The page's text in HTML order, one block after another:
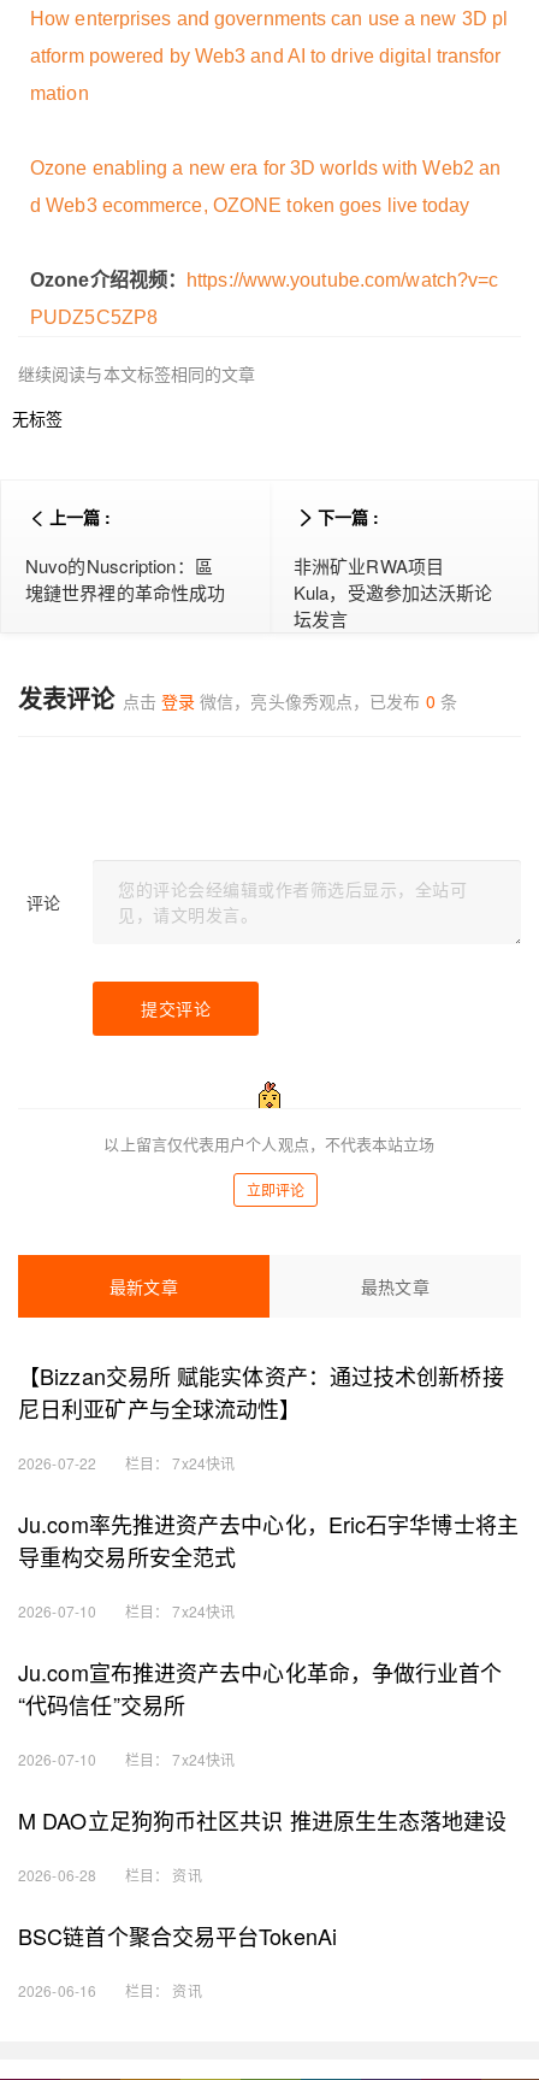
How enterprises and governments can use a new 3D pl
atform powered by Web3 and AI to drive digital transfor
mation
Ozone enabling a new era for 3D worlds with Web2 an
d Web3 ecommerce, OZONE token goes live today
Ozone介绍视频：
https://www.youtube.com/watch?v=c
PUDZ5C5ZP8
继续阅读与本文标签相同的文章
无标签
上一篇 :
Nuvo的Nuscription：區
塊鏈世界裡的革命性成功
下一篇 :
非洲矿业RWA项目
Kula，受邀参加达沃斯论
坛发言
发表评论 点击 登录 微信，亮头像秀观点，已发布 0 条
评论
提交评论
立即评论
以上留言仅代表用户个人观点，不代表本站立场
最新文章 最热文章
【Bizzan交易所 赋能实体资产：通过技术创新桥接
尼日利亚矿产与全球流动性】
2026-07-22 栏目：7x24快讯
Ju.com率先推进资产去中心化，Eric石宇华博士将主
导重构交易所安全范式
2026-07-10 栏目：7x24快讯
Ju.com宣布推进资产去中心化革命，争做行业首个
“代码信任”交易所
2026-07-10 栏目：7x24快讯
M DAO立足狗狗币社区共识 推进原生生态落地建设
2026-06-28 栏目： 资讯
BSC链首个聚合交易平台TokenAi
2026-06-16 栏目： 资讯